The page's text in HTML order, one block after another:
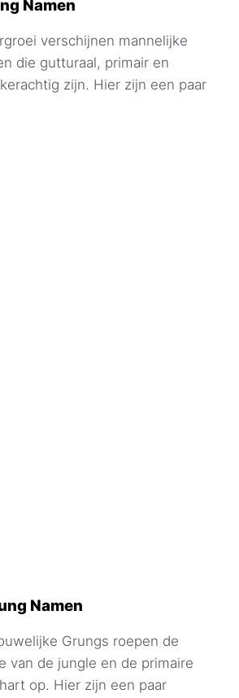
Namen
verschijnen mannelijke
die gutturaal, primair en
zijn. Hier zijn een paar
Namen
Grungs roepen de
van de jungle en de primaire
op. Hier zijn een paar